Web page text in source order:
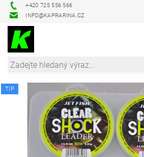
+420 725 556 566
INFO@KAPRARINA.CZ
TIP